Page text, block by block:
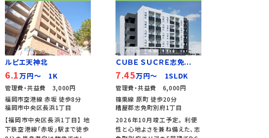
ルピエ天神北
6.1万円～ 1K
管理費・共益費 3,000円
福岡市空港線 赤坂 徒歩8分
福岡市中央区長浜1丁目
【福岡市中央区長浜1丁目】 地
下鉄空港線「赤坂」駅まで徒歩
ＣＵＢＥ ＳＵＣＲＥ志免...
7.45万円～ 1SLDK
管理費・共益費 6,000円
篠栗線 原町 徒歩20分
糟屋郡志免町別府1丁目
2026年10月竣工予定。 利便
性と心地よさを兼ね備えた、志